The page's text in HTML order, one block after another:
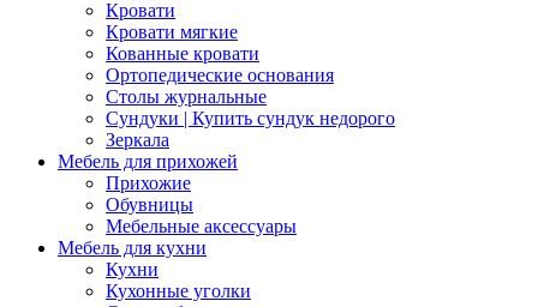
Кровати
Кровати мягкие
Кованные кровати
Ортопедические основания
Столы журнальные
Сундуки | Купить сундук недорого
Зеркала
Мебель для прихожей
Прихожие
Обувницы
Мебельные аксессуары
Мебель для кухни
Кухни
Кухонные уголки